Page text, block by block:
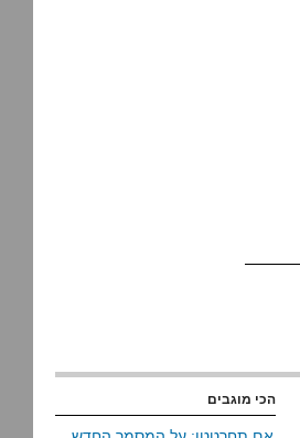
הכי מוגבים